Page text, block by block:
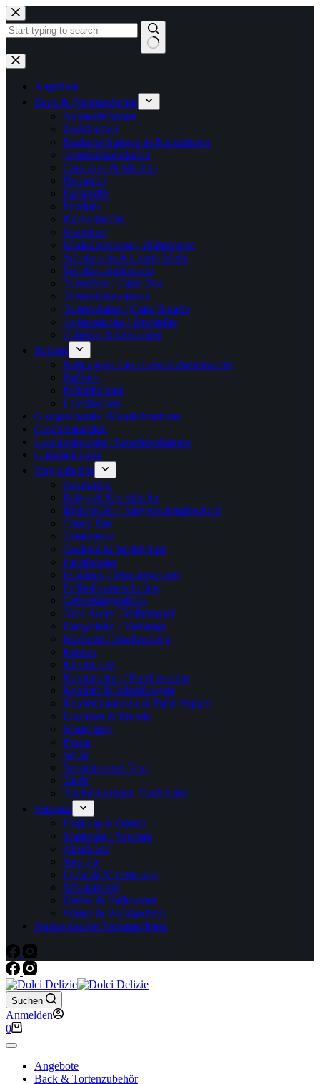
Zum
Inhalt
springen
Keine
Ergebnisse
Angebote
Back & Tortenzubehör
Ausstechformen
Backformen
Backmischungen & Backzutaten
Tortendekorationen
Cupcakes & Muffins
Dummies
Farbstoffe
Fondant
Küchenhelfer
Marzipan
Modelliermasse / Blütenpaste
Schokolade & Candy Melts
Schokoladenformen
Tortenbox / Cake Box
Tortendekorationen
Tortenplatten / Cake Boards
Tortenständer / Drehteller
Zubehör & Utensilien
Ballons
Ballongewichte / Gewichtbeschwerer
Bubbles
Folienballons
Latexballons
Gastgeschenke /Mandelbonbons
Geschenkartikel
Geschenkpapier / Geschenkbänder
Gutscheinkarte
Partyzubehör
Accesories
Babys & Kleinkinder
Bride to Be / Junggesellenabschied
Candy Bar
Centerprice
Cocktail & Strohhalme
Farbthemen
Fontänen / Wunderkerzen
Fußballmannschaften
Geburtstagszahlen
Give Away / Mitbringsel
Hängedeko / Vorhänge
Hochzeit / Hochzeitstag
Kerzen
Kinderparty
Kommunion / Konfirmation
Konfetti & luftschlangen
Konfettikanonen & Party Popper
Lizenzen & Brands
Mottoparty
Pinata
Selfie
Servietten mit Text
Taufe
Tischdekoration Tischläufer
Saisonal
Frühling & Ostern
Muttertag / Vatertag
Abschluss
Neujahr
Liebe & Valentinstag
Schulanfang
Herbst & Halloween
Winter & Weihnachten
Personalisierte Tortenaufleger
Suchen
Anmelden
Warenkorb
0
Angebote
Back & Tortenzubehör